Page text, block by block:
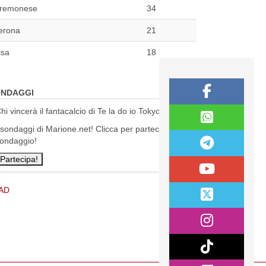
34
21
18
vincerà il fantacalcio di Te la do io Tokyo?
di Marione.net! Clicca per partecipare al